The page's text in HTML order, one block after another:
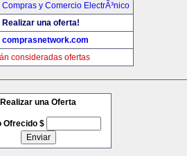
Compras y Comercio ElectrÃ³nico
Realizar una oferta!
comprasnetwork.com
consideradas ofertas
Realizar una Oferta
Ofrecido $